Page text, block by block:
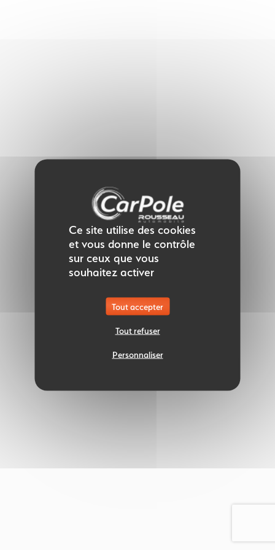
Ce site utilise des cookies
et vous donne le contrôle
sur ceux que vous
souhaitez activer
Tout accepter
Tout refuser
Personnaliser